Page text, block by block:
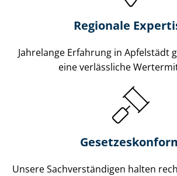
Regionale
Jahrelange Erfahrung in Apfelstädt
eine verlässliche
Unsere Sach­ver­stän­di­gen halten